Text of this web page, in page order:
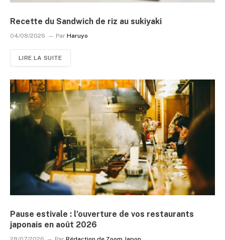
Recette du Sandwich de riz au sukiyaki
04/08/2026 Par Haruyo
LIRE LA SUITE
Pause estivale : l’ouverture de vos restaurants
japonais en août 2026